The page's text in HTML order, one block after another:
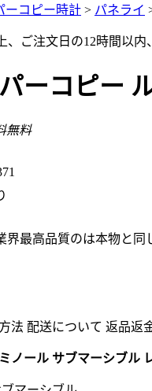
ーコピー時計 > パネライ
ご注文日の12時間以内
ーコピー
無料
最高品質のは本物と同
法 配送について 返品返
ノール サブマーシブル